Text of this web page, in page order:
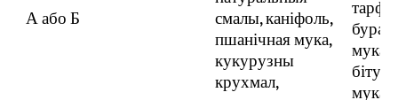
А або Б смалы, каніфоль,
пшанічная мука,
кукурузны
крухмал,
мука,
мука,